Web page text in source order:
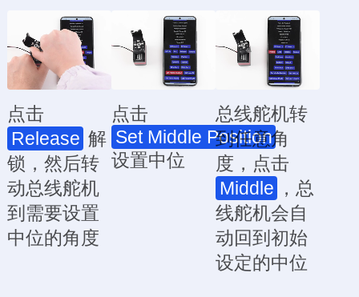
点击
Release 解
锁，然后转
动总线舵机
到需要设置
中位的角度
点击
Set Middle Position
设置中位
总线舵机转
到任意角
度，点击
Middle ，总
线舵机会自
动回到初始
设定的中位